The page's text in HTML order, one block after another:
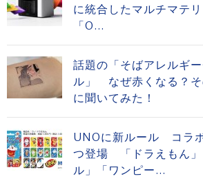
に統合したマルチマテ
「O...
話題の「そばアレルギ
ル」 なぜ赤くなる？
に聞いてみた！
UNOに新ルール コラ
つ登場 「ドラえもん」
ル」「ワンピー...